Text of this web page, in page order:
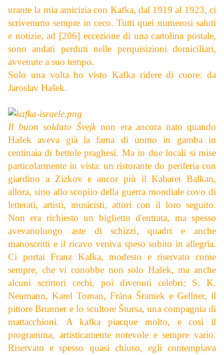
urante la mia amicizia con Kafka, dal 1919 al 1923, ci
scrivemmo sempre in ceco. Tutti quei numerosi saluti
e notizie, ad [206] eccezione di una cartolina postale,
sono andati perduti nelle perquisizioni domiciliari,
avvenute a suo tempo.
Solo una volta ho visto Kafka ridere di cuore: da
Jaroslav Hašek.
Il buon soldato Švejknon era ancora nato quando
Hašek aveva già la fama di uomo in gamba in
centinaia di bettole praghesi. Ma in due locali si mise
particolarmente in vista: un ristorante do periferia con
giardino a Zizkov e ancor più il Kabaret Balkan,
allora, sino allo scopiio della guerra mondiale covo di
letterati, artisti, musicisti, attori con il loro seguito.
Non era richiesto un biglietto d'entrata, ma spesso
avevanoluogo aste di schizzi, quadri e anche
manoscritti e il ricavo veniva speso subito in allegria.
Ci portai Franz Kafka, modesto e riservato come
sempre, che vi conobbe non solo Hašek, ma anche
alcuni scrittori cechi, poi divenuti celebri: S. K.
Neumann, Karel Toman, Frána Šramek e Gellner, il
pittore Brunner e lo scultore Štursa, una compagnia di
mattacchioni. A kafka piacque molto, e così il
programma, artisticamente notevole e sempre vario.
Riservato e spesso quasi chiuso, egli contemplava